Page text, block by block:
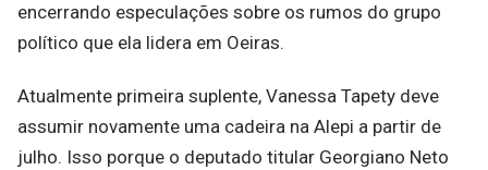
encerrando especulações sobre os rumos do grupo
político que ela lidera em Oeiras.
Atualmente primeira suplente, Vanessa Tapety deve
assumir novamente uma cadeira na Alepi a partir de
julho. Isso porque o deputado titular Georgiano Neto